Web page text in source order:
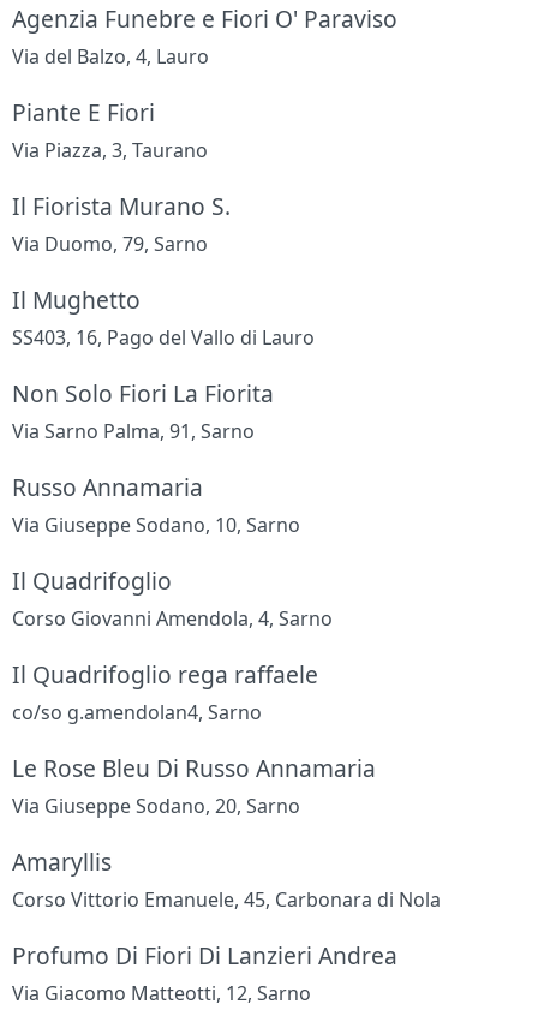
Agenzia Funebre e Fiori O' Paraviso
Via del Balzo, 4, Lauro
Piante E Fiori
Via Piazza, 3, Taurano
Il Fiorista Murano S.
Via Duomo, 79, Sarno
Il Mughetto
SS403, 16, Pago del Vallo di Lauro
Non Solo Fiori La Fiorita
Via Sarno Palma, 91, Sarno
Russo Annamaria
Via Giuseppe Sodano, 10, Sarno
Il Quadrifoglio
Corso Giovanni Amendola, 4, Sarno
Il Quadrifoglio rega raffaele
co/so g.amendolan4, Sarno
Le Rose Bleu Di Russo Annamaria
Via Giuseppe Sodano, 20, Sarno
Amaryllis
Corso Vittorio Emanuele, 45, Carbonara di Nola
Profumo Di Fiori Di Lanzieri Andrea
Via Giacomo Matteotti, 12, Sarno